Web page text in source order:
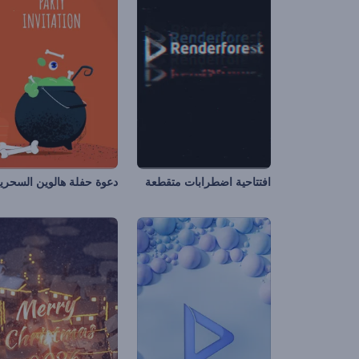
افتتاحية اضطرابات متقطعة دعوة حفلة هالوين